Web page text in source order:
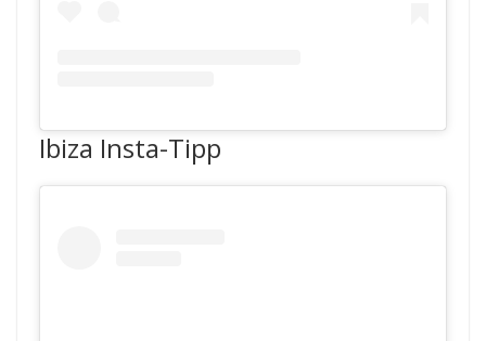
Ibiza Insta-Tipp